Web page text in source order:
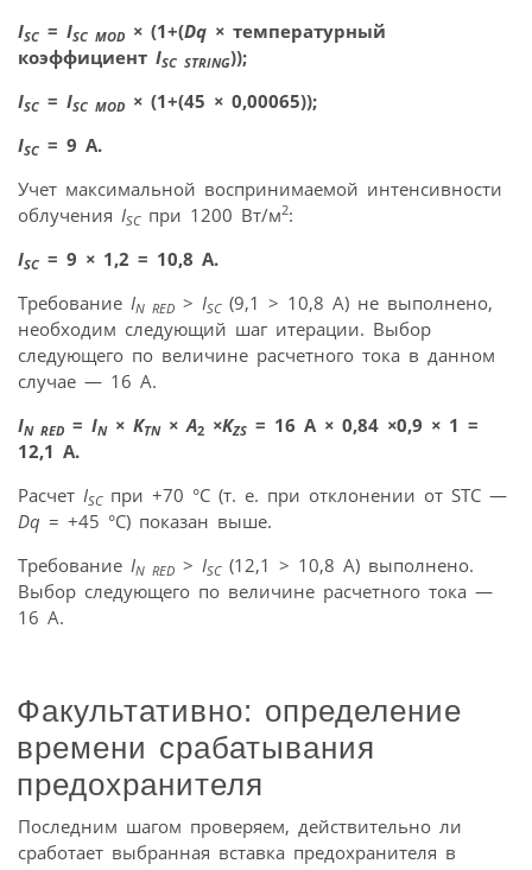
ISC = ISC MOD × (1+(Dq × температурный
коэффициент ISC STRING));
ISC = ISC MOD × (1+(45 × 0,00065));
ISC = 9 А.
Учет максимальной воспринимаемой интенсивности
облучения ISCпри 1200 Вт/м2:
ISC = 9 × 1,2 = 10,8 А.
Требование IN RED > ISC(9,1 > 10,8 А) не выполнено,
необходим следующий шаг итерации. Выбор
следующего по величине расчетного тока в данном
случае — 16 А.
IN RED = IN × KTN × A2 ×KZS = 16 А × 0,84 ×0,9 × 1 =
12,1 А.
Расчет ISCпри +70 °С (т. е. при отклонении от STC —
Dq = +45 °C) показан выше.
Требование IN RED > ISC(12,1 > 10,8 А) выполнено.
Выбор следующего по величине расчетного тока —
16 А.
Факультативно: определение
времени срабатывания
предохранителя
Последним шагом проверяем, действительно ли
сработает выбранная вставка предохранителя в